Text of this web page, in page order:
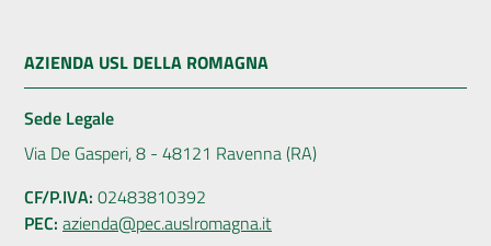
AZIENDA USL DELLA ROMAGNA
Sede Legale
Via De Gasperi, 8 - 48121 Ravenna (RA)
CF/P.IVA: 02483810392
PEC: azienda@pec.auslromagna.it